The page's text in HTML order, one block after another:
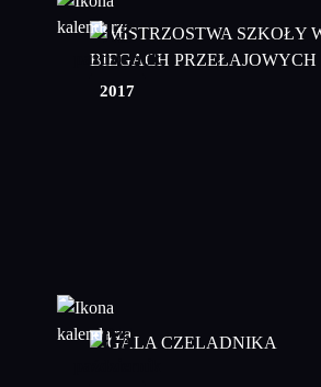
13
październik
2017
05